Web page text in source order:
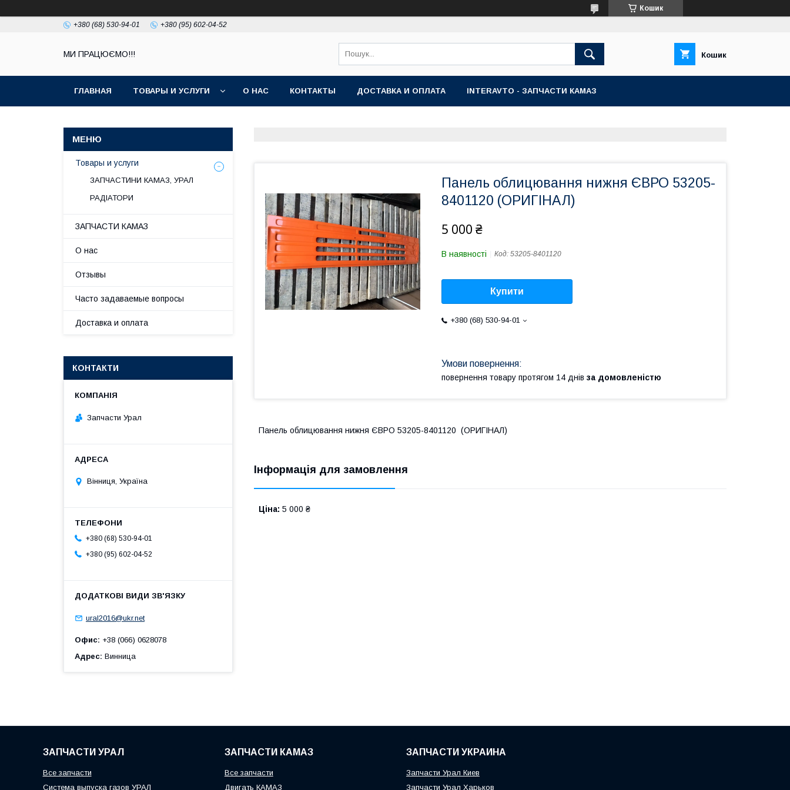
Кошик
+380 (68) 530-94-01 +380 (95) 602-04-52
МИ ПРАЦЮЄМО!!! Кошик
ГЛАВНАЯ ТОВАРЫ И УСЛУГИ О НАС КОНТАКТЫ ДОСТАВКА И ОПЛАТА INTERAVTO - ЗАПЧАСТИ КАМАЗ
Панель облицювання нижня ЄВРО 53205-
8401120 (ОРИГІНАЛ)
5 000 ₴
В наявності Код: 53205-8401120
Купити
+380 (68) 530-94-01
повернення товару протягом 14 днів за домовленістю
Панель облицювання нижня ЄВРО 53205-8401120 (ОРИГІНАЛ)
Інформація для замовлення
Ціна: 5 000 ₴
Товары и услуги
ЗАПЧАСТИНИ КАМАЗ, УРАЛ
РАДІАТОРИ
ЗАПЧАСТИ КАМАЗ
О нас
Отзывы
Часто задаваемые вопросы
Доставка и оплата
КОНТАКТИ
Запчасти Урал
Вінниця, Україна
+380 (68) 530-94-01
+380 (95) 602-04-52
ural2016@ukr.net
Офис +38 (066) 0628078
Адрес Винница
ЗАПЧАСТИ УРАЛ
Все запчасти
Система выпуска газов УРАЛ
ЗАПЧАСТИ КАМАЗ
Все запчасти
Двигать КАМАЗ
ЗАПЧАСТИ УКРАИНА
Запчасти Урал Киев
Запчасти Урал Харьков